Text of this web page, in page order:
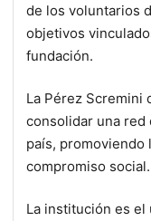
de los voluntarios
objetivos
fundación.
La Pérez Scremini
consolidar una red
país, promoviendo
compromiso social.
La institución es